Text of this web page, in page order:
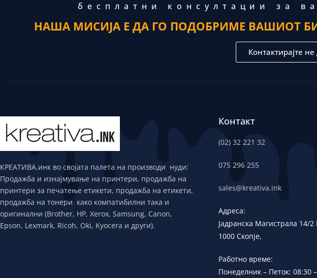
бесплатни консултации за
НАША МИСИЈА Е ДА ГО ПОДОБРИМЕ ВАШИОТ
Контактирајте
КРЕАТИВА.инк во својата палета на производи нуди:
Продажба и изнајмување на принтери, продажба на
принтери за печатење етикети, продажба на етикети,
продажба на тонери како компатибилни така и
оригинални (Brother, HP, Xerox, Samsung, Canon,
Epson, Lexmark, Ricoh, Oki, Kyocera и други).
Контакт
(02) 32 221 32
075 296 255
sales@kreativa.ink
Адреса:
Јадранска Магистрала 14/2
1000 Скопје,
Работно време:
Понеделник – Петок: 08:30